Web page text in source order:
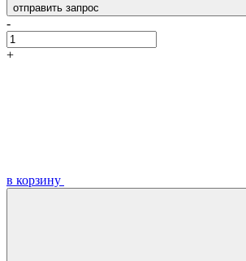
отправить запрос
-
+
в корзину